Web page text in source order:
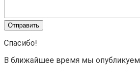
Спасибо!
В ближайшее время мы